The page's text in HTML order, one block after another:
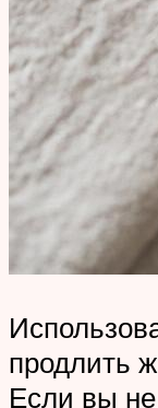
продлить
Если вы не